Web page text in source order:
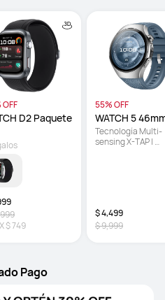
D2 Paquete
X$ 749
55% OFF
WATCH 5
Tecnología Multi-
sensing X-TAP |
$ 4,499
$ 9,999
Pago